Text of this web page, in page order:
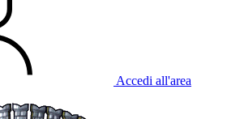
Accedi all'area